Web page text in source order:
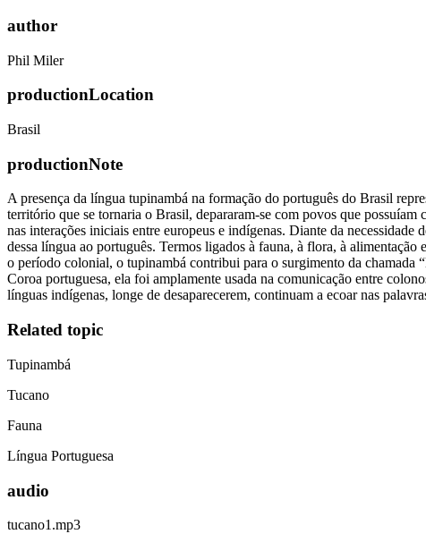
author
Phil Miler
productionLocation
Brasil
productionNote
A presença da língua tupinambá na formação do português do Brasil
território que se tornaria o Brasil, depararam-se com povos que
nas interações iniciais entre europeus e indígenas. Diante da
dessa língua ao português. Termos ligados à fauna, à flora, à
o período colonial, o tupinambá contribui para o surgimento da
Coroa portuguesa, ela foi amplamente usada na comunicação entre
línguas indígenas, longe de desaparecerem, continuam a ecoar nas
Related topic
Tupinambá
Tucano
Fauna
Língua Portuguesa
audio
tucano1.mp3